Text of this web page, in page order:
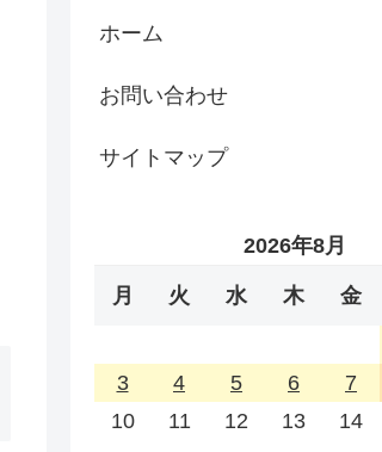
ホーム
お問い合わせ
サイトマップ
2026年8月
月 火 水 木 金
3
4 5 6 7
10
11 12 13 14